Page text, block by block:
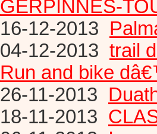
GERPINNES-
16-12-2013
04-12-2013 trail
Run and bike
26-11-2013
18-11-2013